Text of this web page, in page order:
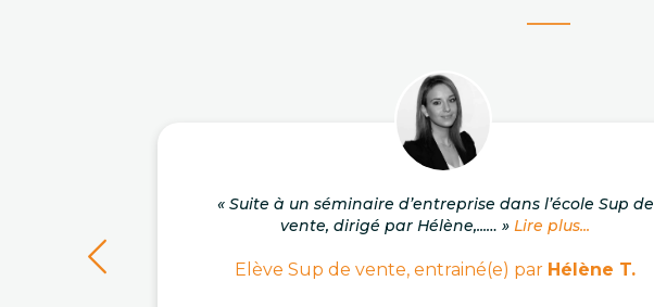
« Suite à un séminaire d’entreprise dans l’école Sup de
vente, dirigé par Hélène,...… » Lire plus...
Elève Sup de vente, entrainé(e) par Hélène T.